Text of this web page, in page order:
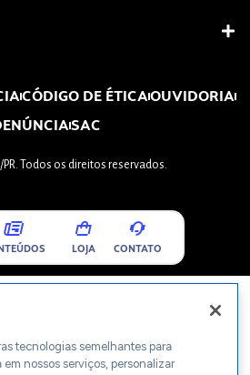
CÓDIGO DE ÉTICAOUVIDORIA
SAC
Todos os direitos reservados.
LOJA CONTATO
tecnologias semelhantes para
nossos serviços, personalizar